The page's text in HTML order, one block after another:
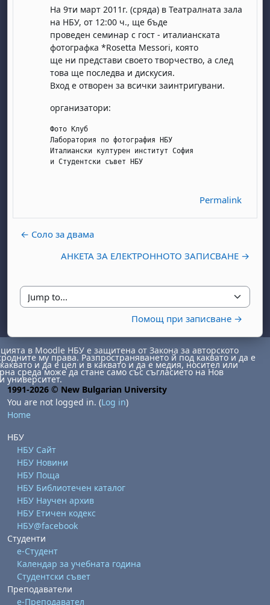
На 9ти март 2011г. (сряда) в Театралната зала
на НБУ, от 12:00 ч., ще бъде
проведен семинар с гост - италианската
фотографка *Rosetta Messori, която
ще ни представи своето творчество, а след
това ще последва и дискусия.
Вход е отворен за всички заинтригувани.
организатори:
Фото Клуб
Лаборатория по фотография НБУ
Италиански културен институт София
Permalink
← Соло за двама
АНКЕТА ЗА ЕЛЕКТРОННОТО ЗАПИСВАНЕ →
Jump to...
Помощ при записване →
23 August
30 August
в Moodle НБУ е защитена от Закона за авторското
му права. Разпространяването й под каквато и да е
и да е цел и в каквато и да е медия, носител или
среда може да стане само със съгласието на Нов
университет.
1991-2026 © New Bulgarian University
You are not logged in. (Log in)
Home
НБУ
НБУ Сайт
НБУ Новини
НБУ Поща
НБУ Библиотечен каталог
НБУ Научен архив
НБУ Етичен кодекс
НБУ@facebook
Студенти
е-Студент
Календар за учебната година
Студентски съвет
Преподаватели
е-Преподавател